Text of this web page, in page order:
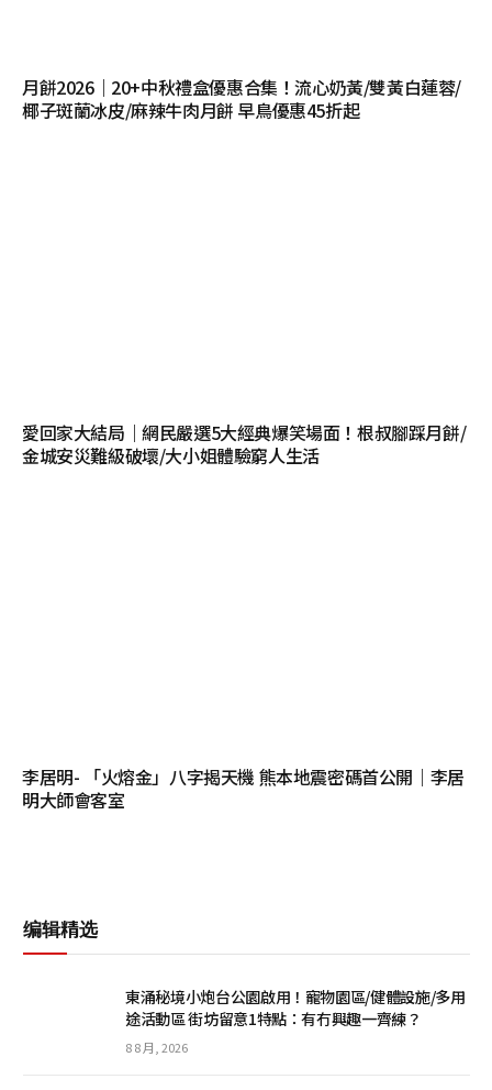
月餅2026｜20+中秋禮盒優惠合集！流心奶黃/雙黃白蓮蓉/
椰子斑蘭冰皮/麻辣牛肉月餅 早鳥優惠45折起
愛回家大結局｜網民嚴選5大經典爆笑場面！根叔腳踩月餅/
金城安災難級破壞/大小姐體驗窮人生活
李居明- 「火熔金」八字揭天機 熊本地震密碼首公開｜李居
明大師會客室
编辑精选
東涌秘境小炮台公園啟用！寵物園區/健體設施/多用
途活動區 街坊留意1特點：有冇興趣一齊練？
8 8 月, 2026